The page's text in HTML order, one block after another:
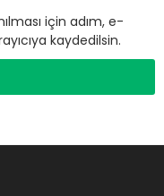
için adım, e-
kaydedilsin.